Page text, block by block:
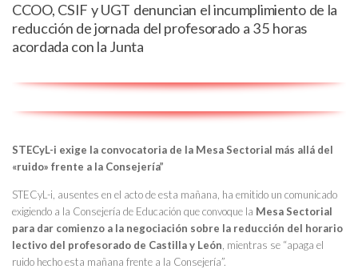
CCOO, CSIF y UGT denuncian el incumplimiento de la
reducción de jornada del profesorado a 35 horas
acordada con la Junta
STECyL-i exige la convocatoria de la Mesa Sectorial más allá del
«ruido» frente a la Consejería”
STECyL-i, ausentes en el acto de esta mañana, ha emitido un comunicado
exigiendo a la Consejería de Educación que convoque la Mesa Sectorial
para dar comienzo a la negociación sobre la reducción del horario
lectivo del profesorado de Castilla y León , mientras se “apaga el
ruido hecho esta mañana frente a la Consejería”.